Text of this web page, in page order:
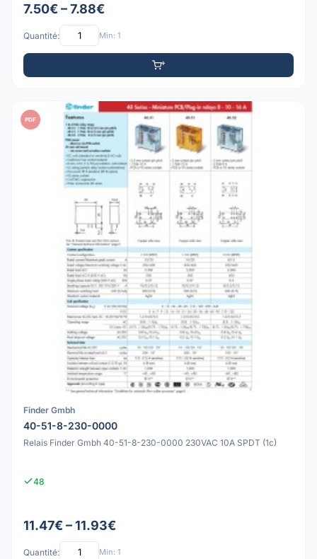
7.50€ – 7.88€
Quantité: Min: 1
PDF
Finder Gmbh
40-51-8-230-0000
Relais Finder Gmbh 40-51-8-230-0000 230VAC 10A SPDT (1c)
48
11.47€ – 11.93€
Quantité: Min: 1